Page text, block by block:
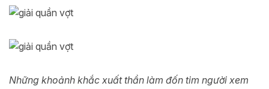
Những khoảnh khắc xuất thần làm đốn tim người xem